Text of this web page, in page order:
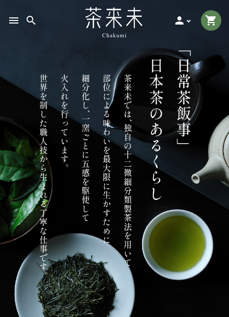
menu search person shopping_cart
search
ログイン person 新規会員登録
お茶の種類から探す
食品から探す
ティーグッズから探す
特集アイテムから探す
ガイドライン